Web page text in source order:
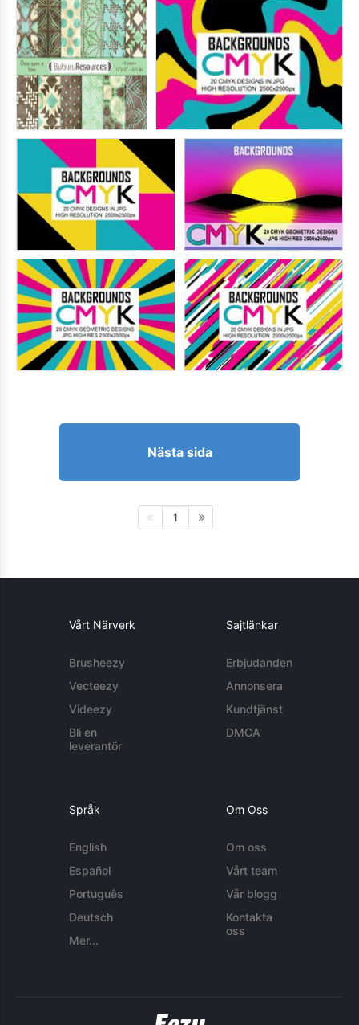
Nästa sida
1
Vårt Närverk
Brusheezy
Vecteezy
Videezy
Bli en
leverantör
Sajtlänkar
Erbjudanden
Annonsera
Kundtjänst
DMCA
Språk
English
Español
Português
Deutsch
Mer...
Om Oss
Om oss
Vårt team
Vår blogg
Kontakta
oss